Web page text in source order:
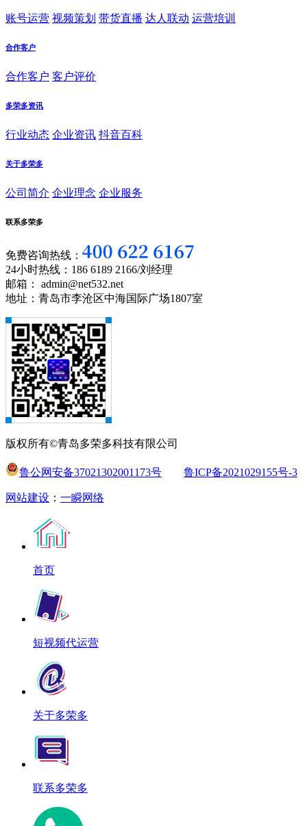
账号运营 视频策划 带货直播 达人联动 运营培训
合作客户
合作客户 客户评价
多荣多资讯
行业动态 企业资讯 抖音百科
关于多荣多
公司简介 企业理念 企业服务
联系多荣多
免费咨询热线：
24小时热线：186 6189 2166/刘经理
邮箱： admin@net532.net
地址：青岛市李沧区中海国际广场1807室
版权所有©青岛多荣多科技有限公司
鲁公网安备37021302001173号 鲁ICP备2021029155号-3
网站建设 ： 一瞬网络
首页
短视频代运营
关于多荣多
联系多荣多